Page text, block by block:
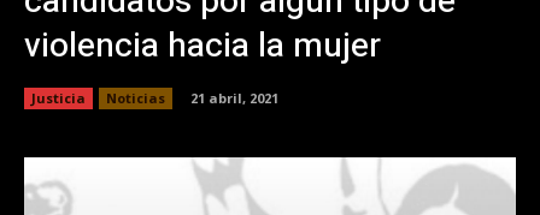
violencia hacia la mujer
Justicia Noticias 21 abril, 2021